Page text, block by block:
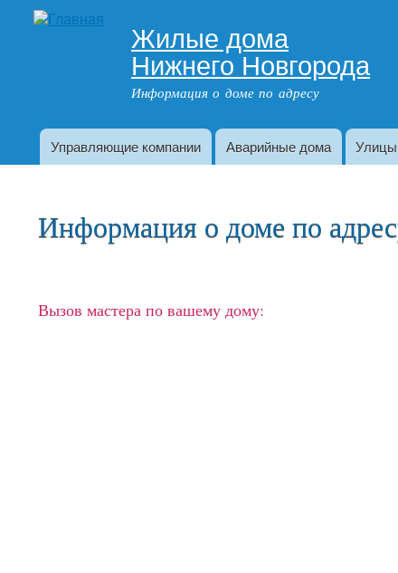
Жилые дома
Нижнего Новгорода
Информация о доме по адресу
Главное меню
Управляющие компании Аварийные дома Улицы
Информация о доме по
Вызов мастера по вашему дому: